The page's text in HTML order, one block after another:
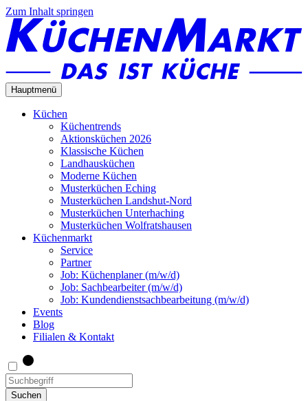
Zum Inhalt springen
Hauptmenü
Küchen
Küchentrends
Aktionsküchen 2026
Klassische Küchen
Landhausküchen
Moderne Küchen
Musterküchen Eching
Musterküchen Landshut-Nord
Musterküchen Unterhaching
Musterküchen Wolfratshausen
Küchenmarkt
Service
Partner
Job: Küchenplaner (m/w/d)
Job: Sachbearbeiter (m/w/d)
Job: Kundendienstsachbearbeitung (m/w/d)
Events
Blog
Filialen & Kontakt
Suchen